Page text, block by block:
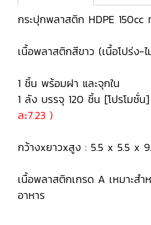
กระปุกพลาสติก HDPE 150cc
เนื้อพลาสติกสีขาว (เนื้อโปร่ง-ไ
1 ชิ้น พร้อมฝา และจุกใน
1 ลัง บรรจุ 120 ชิ้น [โปรโมชั่น
ละ7.23 )
กว้างxยาวxสูง : 5.5 x 5.5 x
เนื้อพลาสติกเกรด A เหมาะส
อาหาร